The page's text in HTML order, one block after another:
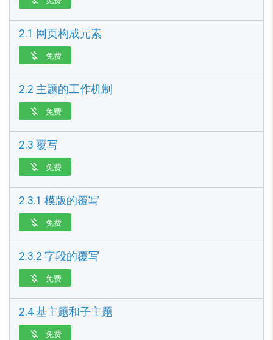
2.1 网页构成元素
 免费
2.2 主题的工作机制
 免费
2.3 覆写
 免费
2.3.1 模版的覆写
 免费
2.3.2 字段的覆写
 免费
2.4 基主题和子主题
 免费